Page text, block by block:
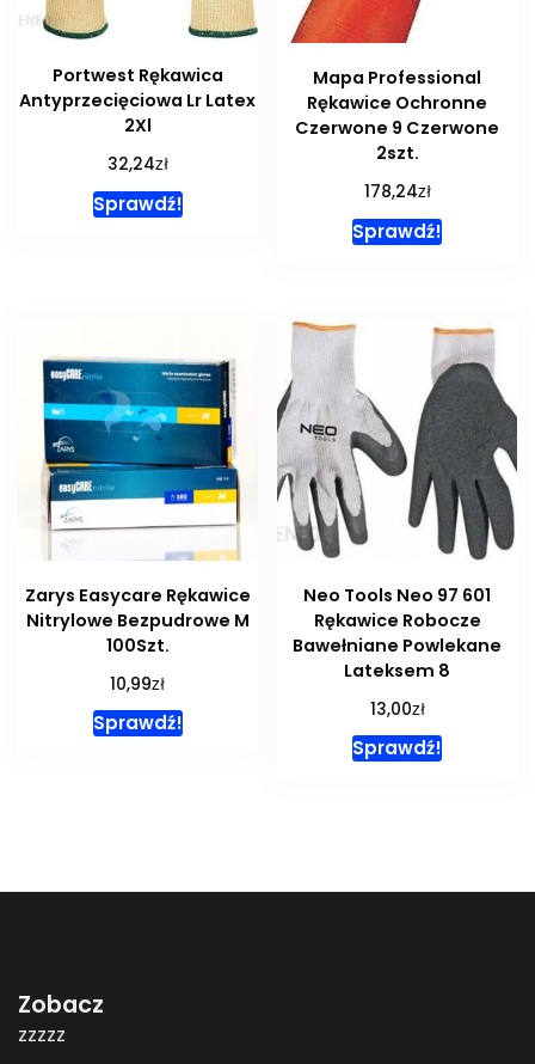
Portwest Rękawica
Antyprzecięciowa Lr Latex
2Xl
32,24zł
Sprawdź!
Mapa Professional
Rękawice Ochronne
Czerwone 9 Czerwone
2szt.
178,24zł
Sprawdź!
Zarys Easycare Rękawice
Nitrylowe Bezpudrowe M
100Szt.
10,99zł
Sprawdź!
Neo Tools Neo 97 601
Rękawice Robocze
Bawełniane Powlekane
Lateksem 8
13,00zł
Sprawdź!
Zobacz
zzzzz